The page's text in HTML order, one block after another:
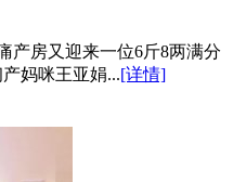
产房又迎来一位6斤8两满分
妈咪王亚娟...[详情]